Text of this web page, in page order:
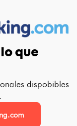
que
dispobibles